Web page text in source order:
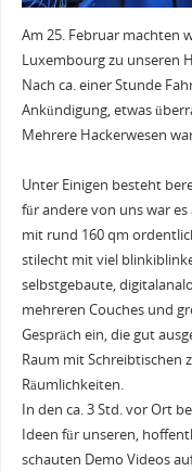
Am 25. Februar machten
Luxembourg zu unseren
Nach ca. einer Stunde
Ankündigung, etwas
Mehrere Hackerwesen
Unter Einigen besteht
für andere von uns war es
mit rund 160 qm
stilecht mit viel
selbstgebaute,
mehreren Couches und
Gespräch ein, die gut
Raum mit Schreibtischen
Räumlichkeiten.
In den ca. 3 Std. vor Ort
Ideen für unseren,
schauten Demo Videos